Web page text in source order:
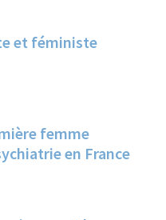
et féministe
femme
en France